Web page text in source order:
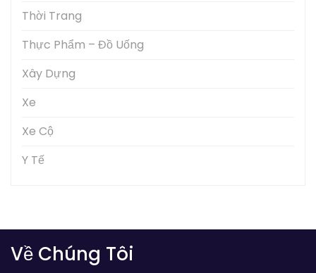
Thời Trang
Thực Phẩm – Đồ Uống
Xây Dựng
Xe
Xe Cộ
Y Tế
Về Chúng Tôi